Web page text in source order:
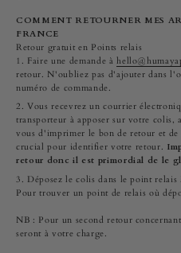
COMMENT RETOURNER MES
FRANCE
Retour gratuit en Points relais
Faire une demande à
retour. N'oubliez pas d'ajouter dans
numéro de commande.
Vous recevrez un courrier
transporteur à apposer sur votre
vous d'imprimer le bon de retour et
crucial pour identifier votre retour.
retour donc il est primordial de le
Déposez le colis dans le point
Pour trouver un point de relais où
NB : Pour un second retour
seront à votre charge.